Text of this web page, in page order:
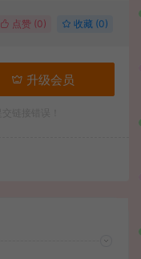
点赞 (0) 收藏 (0)
升级会员